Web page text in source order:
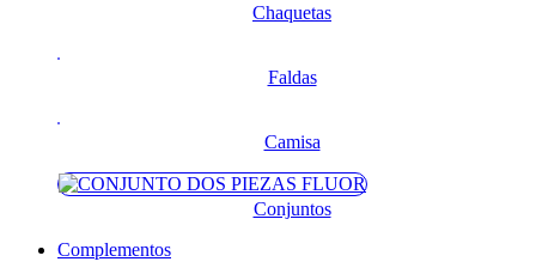
Chaquetas
Faldas
Camisa
Conjuntos
Complementos